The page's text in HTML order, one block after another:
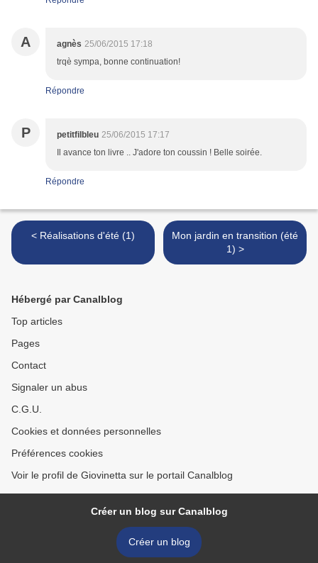
A agnès 25/06/2015 17:18
trqè sympa, bonne continuation!
Répondre
P petitfilbleu 25/06/2015 17:17
Il avance ton livre .. J'adore ton coussin ! Belle soirée.
Répondre
< Réalisations d'été (1)
Mon jardin en transition (été
1) >
Hébergé par Canalblog
Top articles
Pages
Contact
Signaler un abus
C.G.U.
Cookies et données personnelles
Préférences cookies
Voir le profil de Giovinetta sur le portail Canalblog
Créer un blog sur Canalblog
Créer un blog